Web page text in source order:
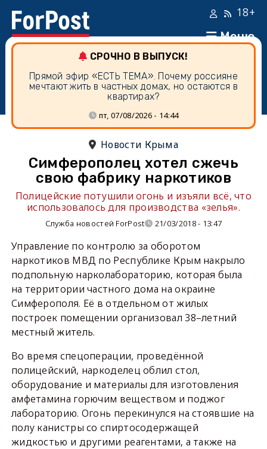
Меню
18+
СРОЧНО В ВЫПУСК!
Прямой эфир «ЕСТЬ ТЕМА». Почему россияне
мечтают жить в частных домах, но остаются в
квартирах?
пт, 07/08/2026 - 14:44
Новости Крыма
Симферополец хотел сжечь
свою фабрику наркотиков
Полицейские потушили огонь и изъяли всё, что
использовалось для производства «зелья».
Служба новостей ForPost 21/03/2018 - 13:47
Управление по контролю за оборотом
наркотиков МВД по Республике Крым накрыло
подпольную нарколабораторию, которая была
на территории частного дома на окраине
Симферополя. Её в отдельном от жилых
построек помещении организовал 38–летний
местный житель.
Во время спецоперации, проведённой
полицейский, наркоделец облил стол,
оборудование и материалы для изготовления
амфетамина горючим веществом и поджог
лабораторию. Огонь перекинулся на стоявшие на
полу канистры со спиртосодержащей
жидкостью и другими реагентами, а также на